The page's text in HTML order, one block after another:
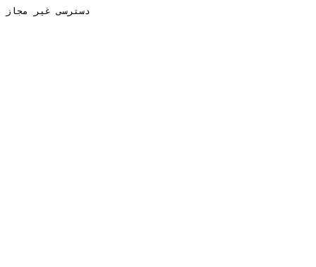
دسترسی غیر مجاز